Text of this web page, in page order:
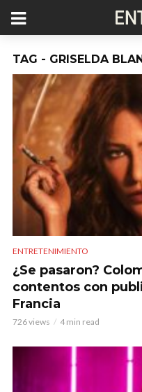
TAG - GRISELDA
ENTRETENIMIENTO
¿Se pasaron?
contentos con
Francia
726 views 4 min read